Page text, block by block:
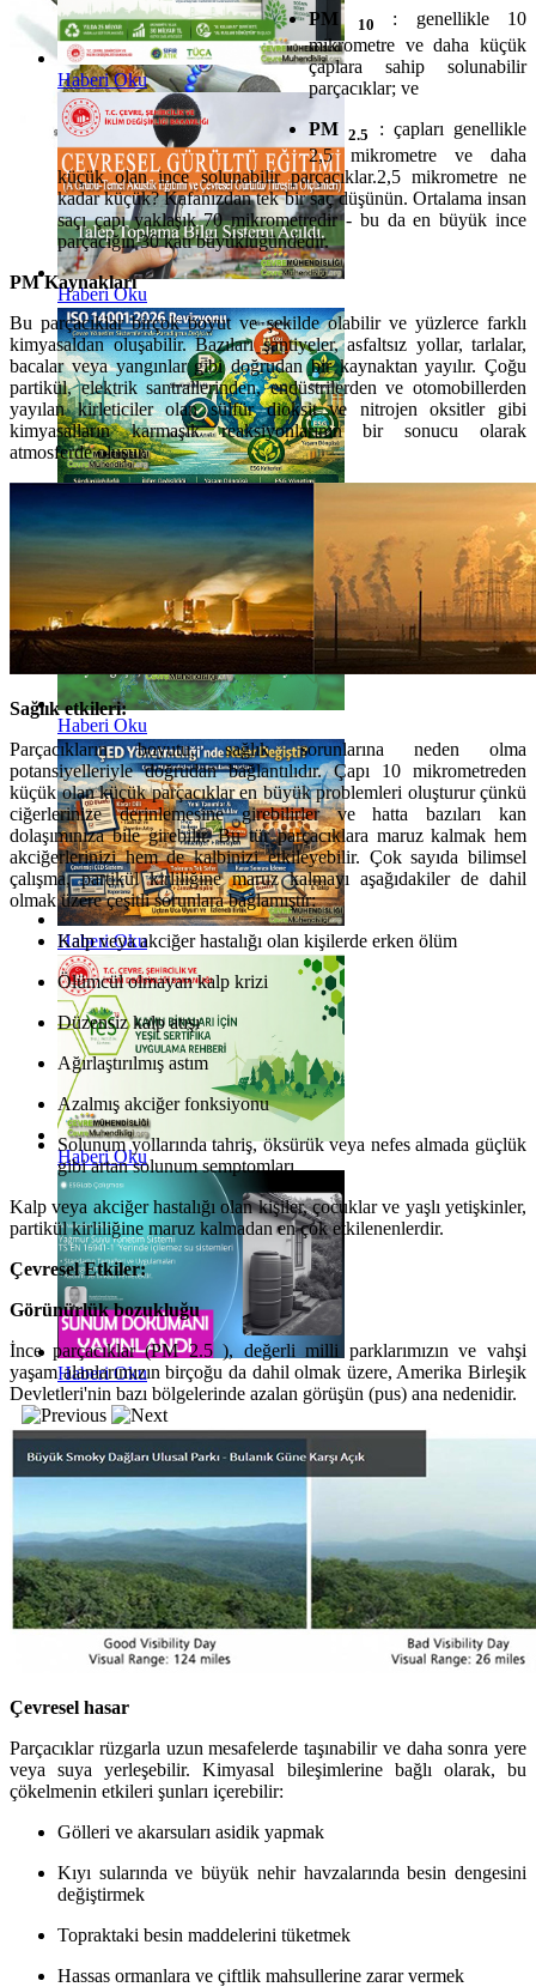
Haberi Oku
Haberi Oku
Haberi Oku
Haberi Oku
Haberi Oku
Haberi Oku
Haberi Oku
PM
10 : genellikle 10
mikrometre ve daha küçük
çaplara sahip solunabilir
parçacıklar; ve
PM2.5
: çapları genellikle
2,5 mikrometre ve daha
küçük olan ince solunabilir parçacıklar.2,5 mikrometre ne
kadar küçük? Kafanızdan tek bir saç düşünün. Ortalama insan
saçı çapı yaklaşık 70 mikrometredir - bu da en büyük ince
parçacığın 30 katı büyüklüğündedir.
PM Kaynakları
Bu parçacıklar birçok boyut ve şekilde olabilir ve yüzlerce farklı
kimyasaldan oluşabilir. Bazıları şantiyeler, asfaltsız yollar, tarlalar,
bacalar veya yangınlar gibi doğrudan bir kaynaktan yayılır. Çoğu
partikül, elektrik santrallerinden, endüstrilerden ve otomobillerden
yayılan kirleticiler olan sülfür dioksit ve nitrojen oksitler gibi
kimyasalların karmaşık reaksiyonlarının bir sonucu olarak
atmosferde oluşur.
Sağlık etkileri:
Parçacıkların boyutu, sağlık sorunlarına neden olma
potansiyelleriyle doğrudan bağlantılıdır. Çapı 10 mikrometreden
küçük olan küçük parçacıklar en büyük problemleri oluşturur çünkü
ciğerlerinize derinlemesine girebilirler ve hatta bazıları kan
dolaşımınıza bile girebilir. Bu tür parçacıklara maruz kalmak hem
akciğerlerinizi hem de kalbinizi etkileyebilir. Çok sayıda bilimsel
çalışma, partikül kirliliğine maruz kalmayı aşağıdakiler de dahil
olmak üzere çeşitli sorunlara bağlamıştır:
Kalp veya akciğer hastalığı olan kişilerde erken ölüm
Ölümcül olmayan kalp krizi
Düzensiz kalp atışı
Ağırlaştırılmış astım
Azalmış akciğer fonksiyonu
Solunum yollarında tahriş, öksürük veya nefes almada güçlük
gibi artan solunum semptomları.
Kalp veya akciğer hastalığı olan kişiler, çocuklar ve yaşlı yetişkinler,
partikül kirliliğine maruz kalmadan en çok etkilenenlerdir.
Çevresel Etkiler:
Görünürlük bozukluğu
İnce parçacıklar (PM 2.5 ), değerli milli parklarımızın ve vahşi
yaşam alanlarımızın birçoğu da dahil olmak üzere, Amerika Birleşik
Devletleri'nin bazı bölgelerinde azalan görüşün (pus) ana nedenidir.
Çevresel hasar
Parçacıklar rüzgarla uzun mesafelerde taşınabilir ve daha sonra yere
veya suya yerleşebilir. Kimyasal bileşimlerine bağlı olarak, bu
çökelmenin etkileri şunları içerebilir:
Gölleri ve akarsuları asidik yapmak
Kıyı sularında ve büyük nehir havzalarında besin dengesini
değiştirmek
Topraktaki besin maddelerini tüketmek
Hassas ormanlara ve çiftlik mahsullerine zarar vermek